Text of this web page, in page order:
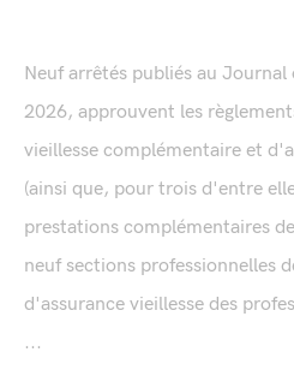
Neuf arrêtés publiés au
2026, approuvent les
vieillesse complémentaire et
(ainsi que, pour trois d'entre
prestations complémentaires
neuf sections professionnelles
d'assurance vieillesse des
...